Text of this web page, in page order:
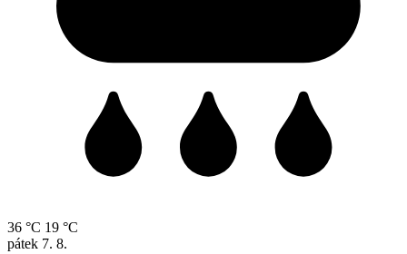
36 °C 19 °C
pátek 7. 8.